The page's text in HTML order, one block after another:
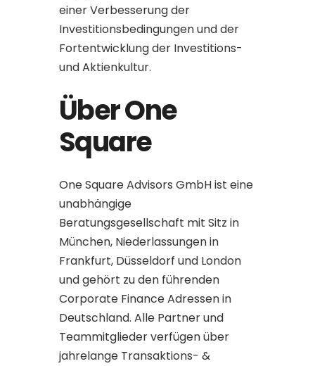
einer Verbesserung der
Investitionsbedingungen und der
Fortentwicklung der Investitions-
und Aktienkultur.
Über One
Square
One Square Advisors GmbH ist eine
unabhängige
Beratungsgesellschaft mit Sitz in
München, Niederlassungen in
Frankfurt, Düsseldorf und London
und gehört zu den führenden
Corporate Finance Adressen in
Deutschland. Alle Partner und
Teammitglieder verfügen über
jahrelange Transaktions- &